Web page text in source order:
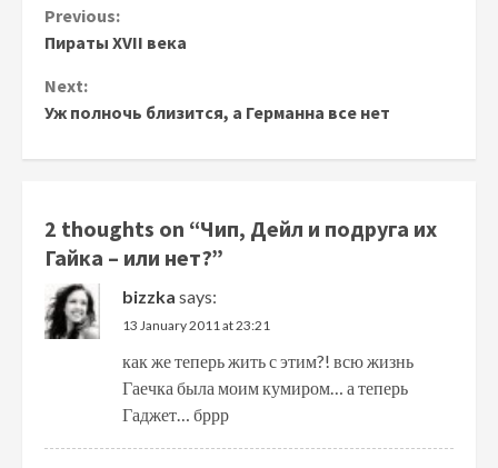
Continue
Reading
Previous:
Пираты XVII века
Next:
Уж полночь близится, а Германна все нет
2 thoughts on “Чип, Дейл и подруга их
Гайка – или нет?”
bizzka says:
13 January 2011 at 23:21
как же теперь жить с этим?! всю жизнь
Гаечка была моим кумиром… а теперь
Гаджет… бррр